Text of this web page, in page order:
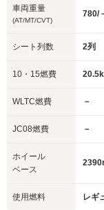
車両重量
(AT/MT/CVT)
780/
シート列数 2列
10・15燃費
WLTC燃費 －
JC08燃費 －
ホイール
ベース
使用燃料 レギ